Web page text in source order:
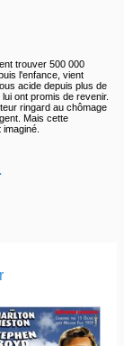
trouver 500 000
l'enfance, vient
acide depuis plus de
ont promis de revenir.
ringard au chômage
Mais cette